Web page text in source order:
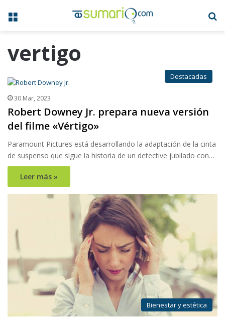
Menú
vertigo
Destacadas
30 Mar, 2023
Robert Downey Jr. prepara nueva versión
del filme «Vértigo»
Paramount Pictures está desarrollando la adaptación de la cinta
de suspenso que sigue la historia de un detective jubilado con…
Leer más »
Bienestar y estética